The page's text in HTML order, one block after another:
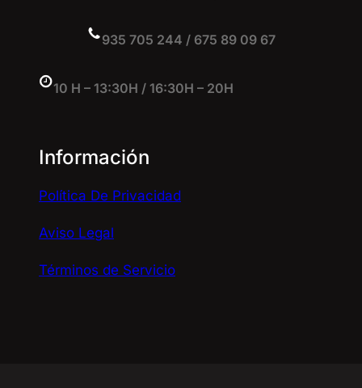
935 705 244 / 675 89 09 67
10 H – 13:30H / 16:30H – 20H
Información
Política De Privacidad
Aviso Legal
Términos de Servicio